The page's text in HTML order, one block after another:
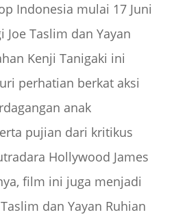
Indonesia mulai 17 Juni
Joe Taslim dan Yayan
Kenji Tanigaki ini
perhatian berkat aksi
anak
pujian dari kritikus
Hollywood James
film ini juga menjadi
dan Yayan Ruhian